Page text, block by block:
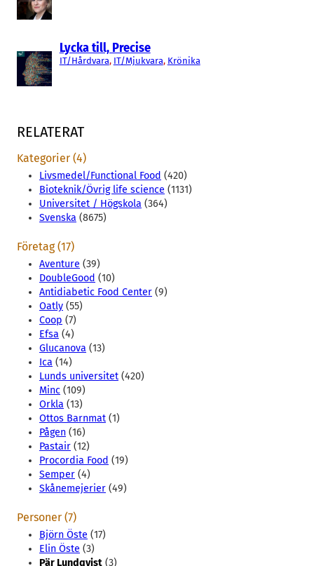
Lycka till, Precise
IT/Hårdvara, IT/Mjukvara, Krönika
RELATERAT
Kategorier (4)
Livsmedel/Functional Food (420)
Bioteknik/Övrig life science (1131)
Universitet / Högskola (364)
Svenska (8675)
Företag (17)
Aventure (39)
DoubleGood (10)
Antidiabetic Food Center (9)
Oatly (55)
Coop (7)
Efsa (4)
Glucanova (13)
Ica (14)
Lunds universitet (420)
Minc (109)
Orkla (13)
Ottos Barnmat (1)
Pågen (16)
Pastair (12)
Procordia Food (19)
Semper (4)
Skånemejerier (49)
Personer (7)
Björn Öste (17)
Elin Öste (3)
Pär Lundqvist (3)